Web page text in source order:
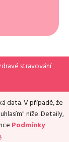
stravování
data. V případě, že
níže. Detaily,
Podmínky
.